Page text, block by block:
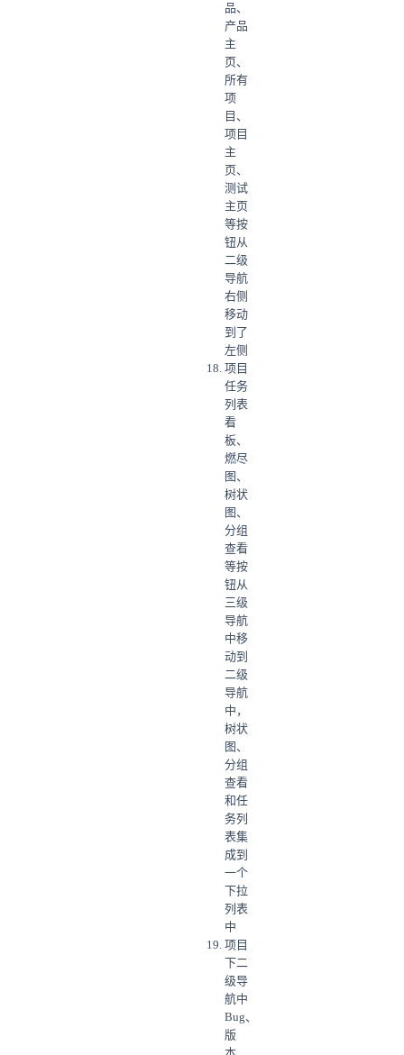
品、
产品
主
页、
所有
项
目、
项目
主
页、
测试
主页
等按
钮从
二级
导航
右侧
移动
到了
左侧
项目
任务
列表
看
板、
燃尽
图、
树状
图、
分组
查看
等按
钮从
三级
导航
中移
动到
二级
导航
中，
树状
图、
分组
查看
和任
务列
表集
成到
一个
下拉
列表
中
项目
下二
级导
航中
Bug、
版